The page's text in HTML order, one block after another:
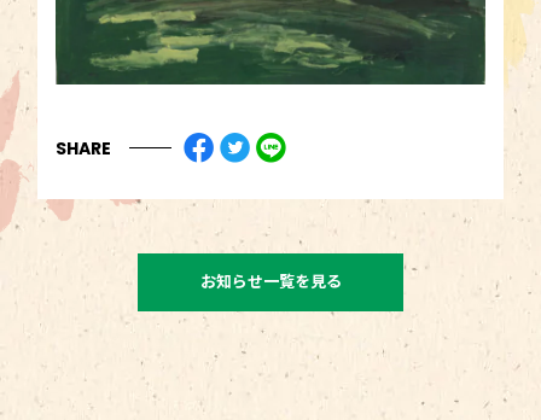
SHARE
お知らせ一覧を見る